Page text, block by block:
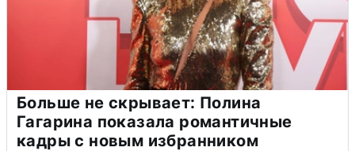
Больше не скрывает: Полина
Гагарина показала романтичные
кадры с новым избранником